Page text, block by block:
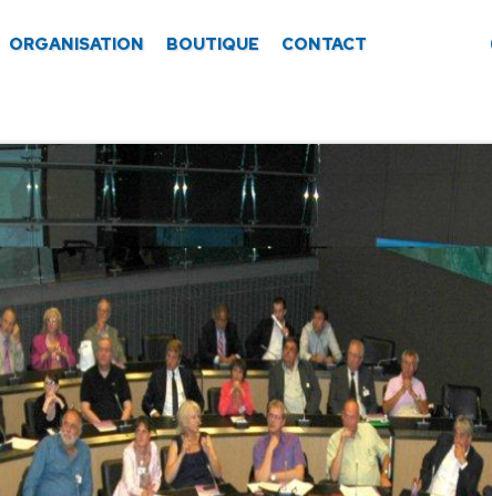
ORGANISATION BOUTIQUE CONTACT